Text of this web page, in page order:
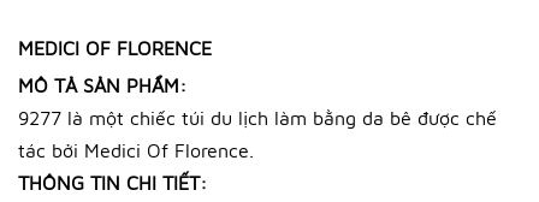
MEDICI OF FLORENCE
MÔ TẢ SẢN PHẨM:
9277 là một chiếc túi du lịch làm bằng da bê được chế
tác bởi Medici Of Florence.
THÔNG TIN CHI TIẾT: